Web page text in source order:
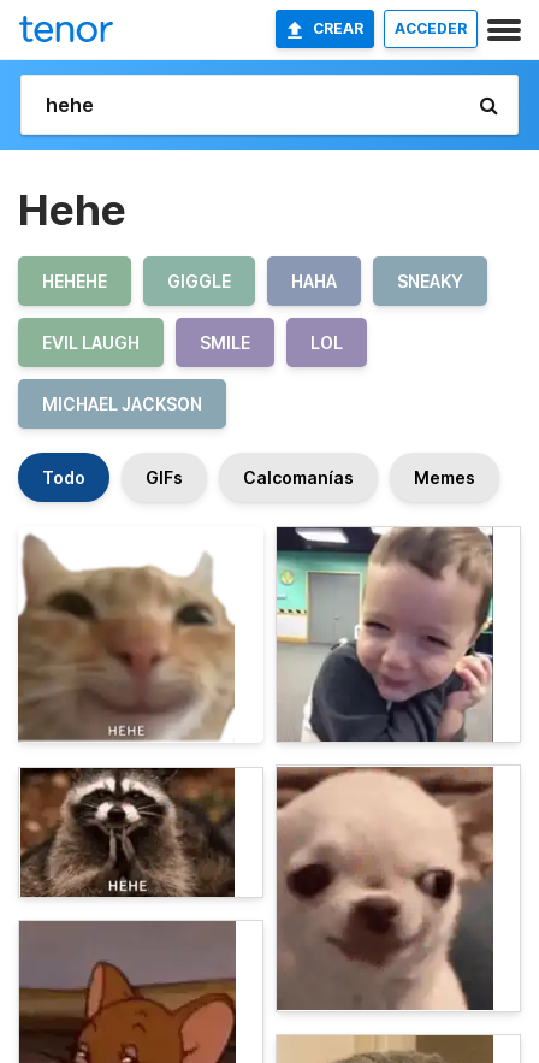
CREAR ACCEDER
Hehe
HEHEHE GIGGLE HAHA SNEAKY
EVIL LAUGH SMILE LOL
MICHAEL JACKSON
Todo GIFs Calcomanías Memes